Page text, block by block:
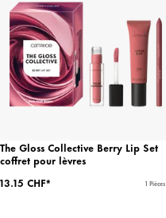
The Gloss Collective Berry Lip Set
coffret pour lèvres
13.15 CHF*
1 Pièces